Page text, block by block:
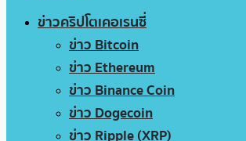
ข่าวคริปโตเคอเรนซี่
ข่าว Bitcoin
ข่าว Ethereum
ข่าว Binance Coin
ข่าว Dogecoin
ข่าว Ripple (XRP)